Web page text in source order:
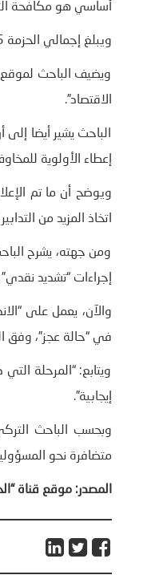
أساسي هو مكافحة
ويبلغ إجمالي الحزمة 3.5 مليار دولار من تخفيضات الإنفاق.
ويضيف الباحث لموقع
الاقتصاد”.
الباحث يشير أيضا
إعطاء الأولوية
ويوضح أن ما تم
اتخاذ المزيد من التدابير
ومن جهته، يشرح
إجراءات “تشديد
والآن، يعمل على
في “حالة عجز”، وفق
ويتابع: “المرحلة
إيجابية”.
وبحسب الباحث
متضافرة نحو
المصدر: موقع قناة